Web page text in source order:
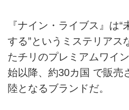
『ナイン・ライブス』は
する”というミステリアス
たチリのプレミアムワイ
始以降、約30カ国 で販売
陸となるブランドだ。